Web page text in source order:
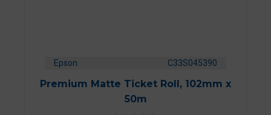
Epson C33S045390
Premium Matte Ticket Roll, 102mm x
50m